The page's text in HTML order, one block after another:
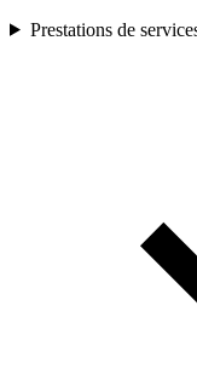
Prestations de